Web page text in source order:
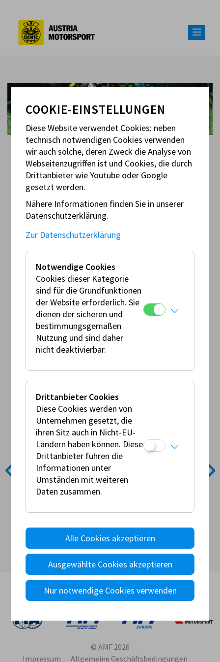
ENDURO4KIDS – TÜRNITZ
Am Wochenende trainierten wieder die
anspruchsvollen Sektionen der legendären
Enduro - Roots of Türnitz. Die jungen
Fahrerinnen und Fahrer konnten auf
herausforderndem Gelände an der Technik
feilen, um ihre Geschicklichkeit am Motorrad
zu steigern. Begleitet wurden die jungen
Talente wieder von professionellen
Topfahrern, welche Ihnen mit Rat und Tat
zur Seite standen.
Alle Infos zu dem Nachwuchsprogramm
finden Sie unter –enduro4kids.at
Fotos: AMF
© AMF 2026
Impressum
Allgemeine Geschäftsbedingungen
COOKIE-EINSTELLUNGEN
Diese Website verwendet Cookies: neben
technisch notwendigen Cookies verwenden
wir auch solche, deren Zweck die Analyse von
Webseitenzugriffen ist und Cookies, die durch
Drittanbieter wie Youtube oder Google
gesetzt werden.
Nähere Informationen finden Sie in unserer
Datenschutzerklärung.
Zur Datenschutzerklärung
Notwendige Cookies
Cookies dieser Kategorie
sind für die Grundfunktionen
der Website erforderlich. Sie
dienen der sicheren und
bestimmungsgemäßen
Nutzung und sind daher
nicht deaktivierbar.
Drittanbieter Cookies
Diese Cookies werden von
Unternehmen gesetzt, die
ihren Sitz auch in Nicht-EU-
Ländern haben können. Diese
Drittanbieter führen die
Informationen unter
Umständen mit weiteren
Daten zusammen.
Alle Cookies akzeptieren
Ausgewählte Cookies akzeptieren
Nur notwendige Cookies verwenden